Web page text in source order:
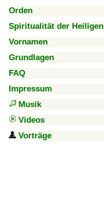
Orden
Spiritualität der Heiligen
Vornamen
Grundlagen
FAQ
Impressum
Musik
Videos
Vorträge